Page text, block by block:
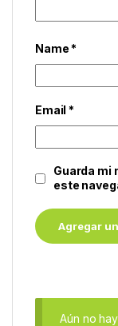
Name*
Email*
Guarda mi
este
Aún no